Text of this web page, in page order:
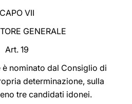
CAPO VII
GENERALE
Art. 19
è nominato dal Consiglio di
determinazione, sulla
tre candidati idonei.